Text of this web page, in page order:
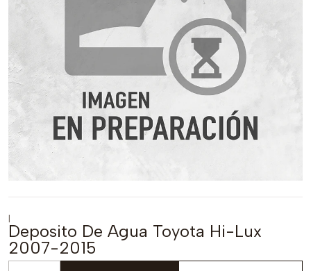
|
Deposito De Agua Toyota Hi-Lux
2007-2015